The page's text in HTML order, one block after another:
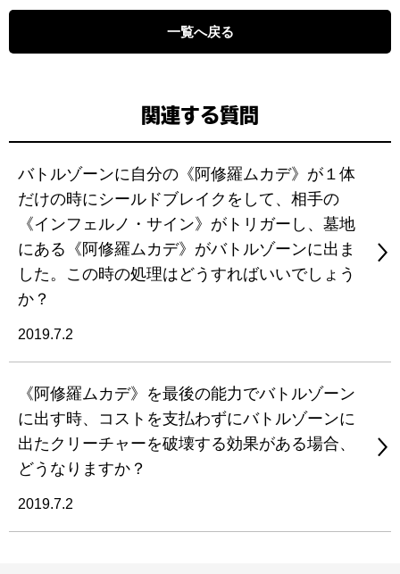
一覧へ戻る
関連する質問
バトルゾーンに自分の《阿修羅ムカデ》が１体
だけの時にシールドブレイクをして、相手の
《インフェルノ・サイン》がトリガーし、墓地
にある《阿修羅ムカデ》がバトルゾーンに出ま
した。この時の処理はどうすればいいでしょう
か？
2019.7.2
《阿修羅ムカデ》を最後の能力でバトルゾーン
に出す時、コストを支払わずにバトルゾーンに
出たクリーチャーを破壊する効果がある場合、
どうなりますか？
2019.7.2